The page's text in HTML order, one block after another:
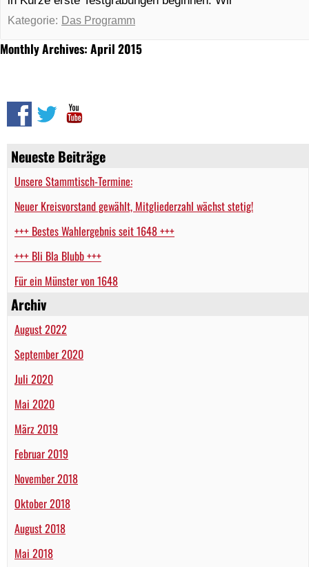
Neueste Beiträge
Unsere Stammtisch-Termine:
Neuer Kreisvorstand gewählt, Mitgliederzahl wächst stetig!
+++ Bestes Wahlergebnis seit 1648 +++
+++ Bli Bla Blubb +++
Für ein Münster von 1648
Archiv
August 2022
September 2020
Juli 2020
Mai 2020
März 2019
Februar 2019
November 2018
Oktober 2018
August 2018
Mai 2018
Monthly Archives: April 2015
Kategorie: Das Programm